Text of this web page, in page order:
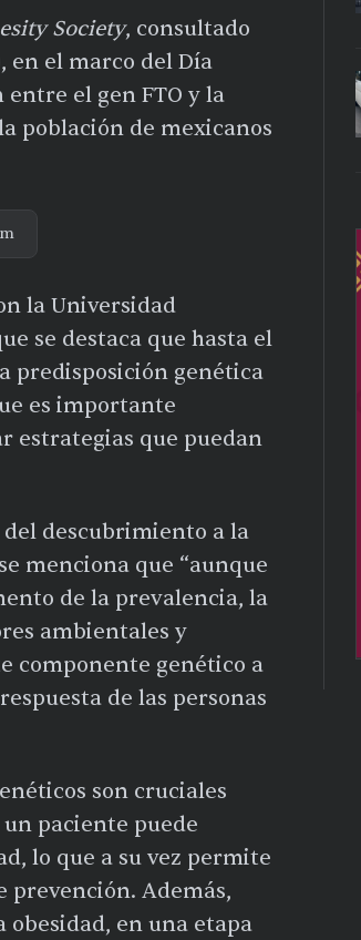
Society, consultado
en el marco del Día
el gen FTO y la
población de mexicanos
la Universidad
se destaca que hasta el
predisposición genética
es importante
estrategias que puedan
del descubrimiento a la
menciona que “aunque
de la prevalencia, la
ambientales y
componente genético a
de las personas
son cruciales
paciente puede
lo que a su vez permite
Además,
en una etapa